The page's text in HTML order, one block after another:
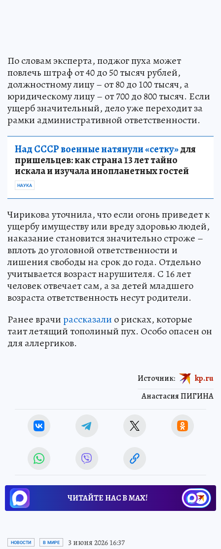
По словам эксперта, поджог пуха может
повлечь штраф от 40 до 50 тысяч рублей,
должностному лицу – от 80 до 100 тысяч, а
юридическому лицу – от 700 до 800 тысяч. Если
ущерб значительный, дело уже переходит за
рамки административной ответственности.
Над СССР военные натянули «сетку»для
пришельцев: как страна 13 лет тайно
искала и изучала инопланетных гостей
НАУКА
Чирикова уточнила, что если огонь приведет к
ущербу имуществу или вреду здоровью людей,
наказание становится значительно строже –
вплоть до уголовной ответственности и
лишения свободы на срок до года. Отдельно
учитывается возраст нарушителя. С 16 лет
человек отвечает сам, а за детей младшего
возраста ответственность несут родители.
Ранее врачирассказали о рисках, которые
таит летящий тополиный пух. Особо опасен он
для аллергиков.
Анастасия ПИГИНА
Источник: kp.ru
ЧИТАЙТЕ НАС В МАХ!
НОВОСТИ В МИРЕ 3 июня 2026 16:37